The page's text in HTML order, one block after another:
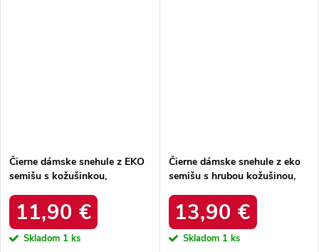
Čierne dámske snehule z EKO
semišu s kožušinkou,
11,90 €
Skladom 1 ks
Čierne dámske snehule z eko
semišu s hrubou kožušinou,
BLACK
13,90 €
Skladom 1 ks